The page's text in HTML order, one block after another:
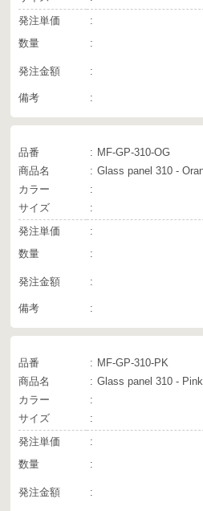
発注単価
数量
発注金額
備考
品番
MF-GP-310-OG
商品名
Glass panel 310 -
カラー
サイズ
発注単価
数量
発注金額
備考
品番
MF-GP-310-PK
商品名
Glass panel 310 - Pink
カラー
サイズ
発注単価
数量
発注金額